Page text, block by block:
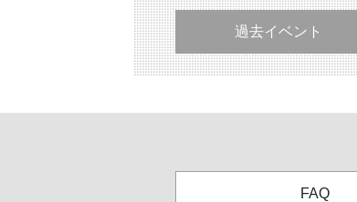
過去イベント
FAQ